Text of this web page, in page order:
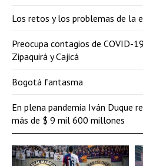
Los retos y los problemas de la
Preocupa contagios de COVID-
Zipaquirá y Cajicá
Bogotá fantasma
En plena pandemia Iván Duque
más de $ 9 mil 600 millones